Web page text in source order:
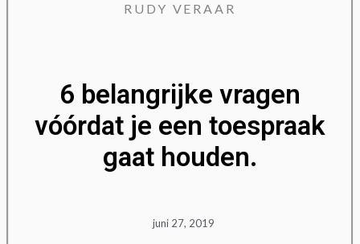
RUDY VERAAR
6 belangrijke vragen
vóórdat je een toespraak
gaat houden.
juni 27, 2019